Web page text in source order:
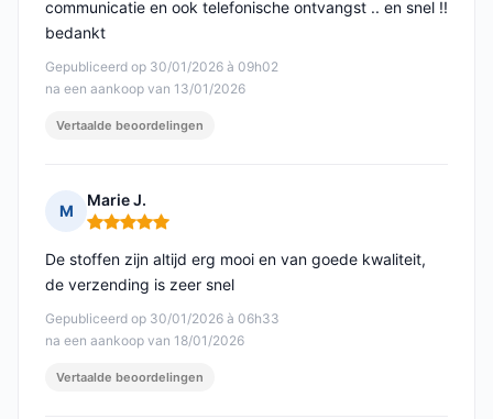
Gepubliceerd op 30/01/2026 à 09h02
na een aankoop van 13/01/2026
communicatie en ook telefonische ontvangst .. en snel !!
bedankt
Vertaalde beoordelingen
M
Marie J.
Opmerking: 5 van 5
Gepubliceerd op 30/01/2026 à 06h33
na een aankoop van 18/01/2026
De stoffen zijn altijd erg mooi en van goede kwaliteit,
de verzending is zeer snel
Vertaalde beoordelingen